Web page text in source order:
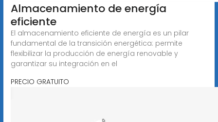
Almacenamiento de energía
eficiente
El almacenamiento eficiente de energía es un pilar
fundamental de la transición energética: permite
flexibilizar la producción de energía renovable y
garantizar su integración en el
PRECIO GRATUITO